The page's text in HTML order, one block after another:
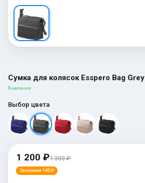
Сумка для колясок Esspero Bag Grey
В наличии
Выбор цвета
1 200 ₽1 300 ₽
Экономия 100 ₽